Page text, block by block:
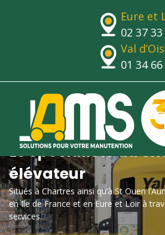
Eure et
02 37
Val
01 34
Le spécialiste du
élévateur
Situés à Chartres ainsi qu’à St Ouen
en Ile de France et en Eure et Loir à
services.